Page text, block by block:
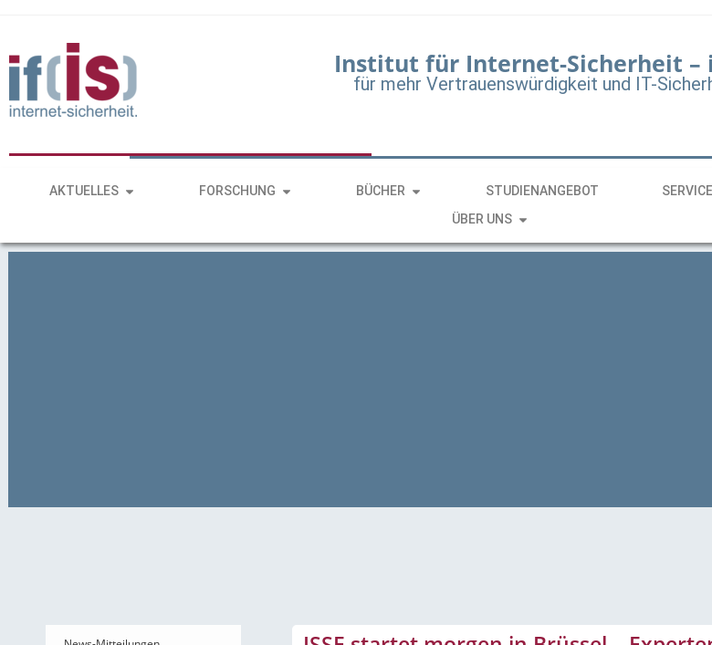
Institut für Internet-Sicherheit –
für mehr Vertrauenswürdigkeit und IT-
AKTUELLES FORSCHUNG BÜCHER STUDIENANGEBOT SERVICE
ÜBER UNS